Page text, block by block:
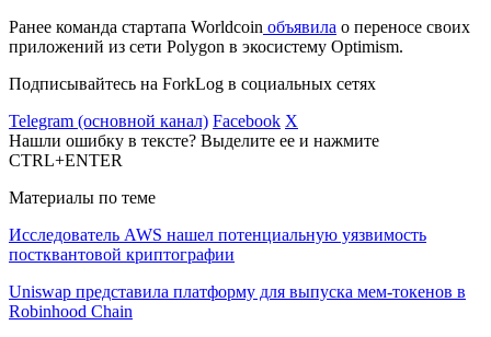
Ранее команда стартапа Worldcoin объявила о переносе своих
приложений из сети Polygon в экосистему Optimism.
Подписывайтесь на ForkLog в социальных сетях
Telegram (основной канал) Facebook X
Нашли ошибку в тексте? Выделите ее и нажмите
CTRL+ENTER
Материалы по теме
Исследователь AWS нашел потенциальную уязвимость
постквантовой криптографии
Uniswap представила платформу для выпуска мем-токенов в
Robinhood Chain